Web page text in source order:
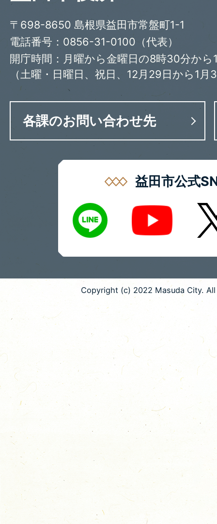
〒698-8650 島根県益田市常盤町1-1
電話番号：0856-31-0100（代表）
開庁時間：月曜から金曜日の8時30分から
（土曜・日曜日、祝日、12月29日から1月
各課のお問い合わせ先
益田市公式
LINE
Youtube X
Copyright (c) 2022 Masuda City.